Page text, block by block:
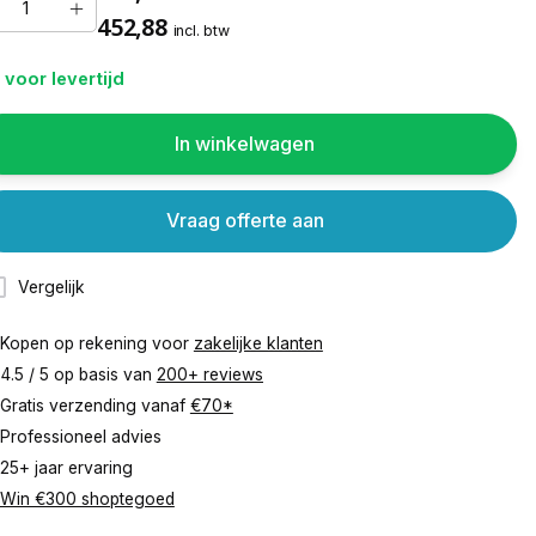
452,88 incl. btw
voor levertijd
In winkelwagen
Vergelijk
Vraag offerte aan
Kopen op rekening voor zakelijke klanten
4.5 / 5 op basis van 200+ reviews
Gratis verzending vanaf €70*
Professioneel advies
25+ jaar ervaring
Win €300 shoptegoed